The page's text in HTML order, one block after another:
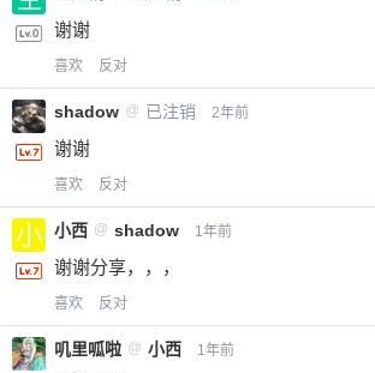
谢谢
喜欢 反对
shadow @ 已注销 2年前
谢谢
喜欢 反对
小西 @ shadow 1年前
谢谢分享，，，
喜欢 反对
叽里呱啦 @ 小西 1年前